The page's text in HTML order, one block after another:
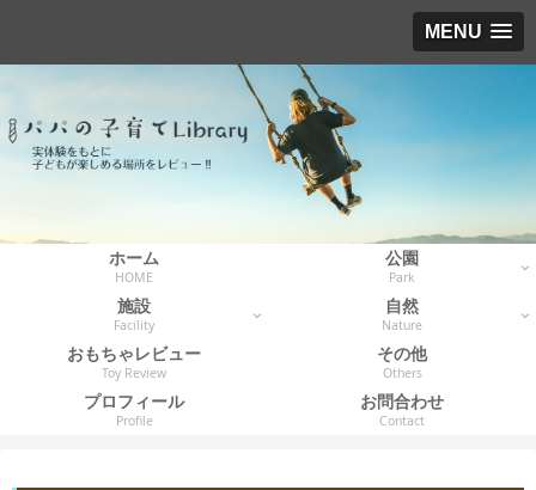
MENU
ホーム
HOME
公園
Park
施設
Facility
自然
Nature
おもちゃレビュー
Toy Review
その他
Others
プロフィール
Profile
お問合わせ
Contact